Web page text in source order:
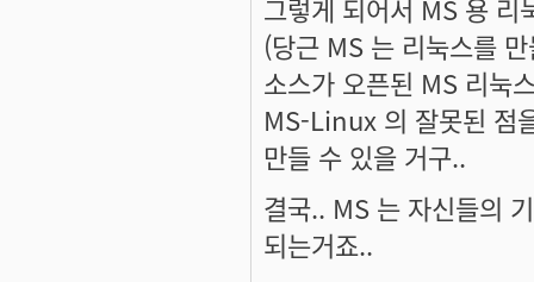
그렇게 되어서 MS 용 리
(당근 MS 는 리눅스를
소스가 오픈된 MS 리눅
MS-Linux 의 잘못된 점
만들 수 있을 거구..
결국.. MS 는 자신들의
되는거죠..